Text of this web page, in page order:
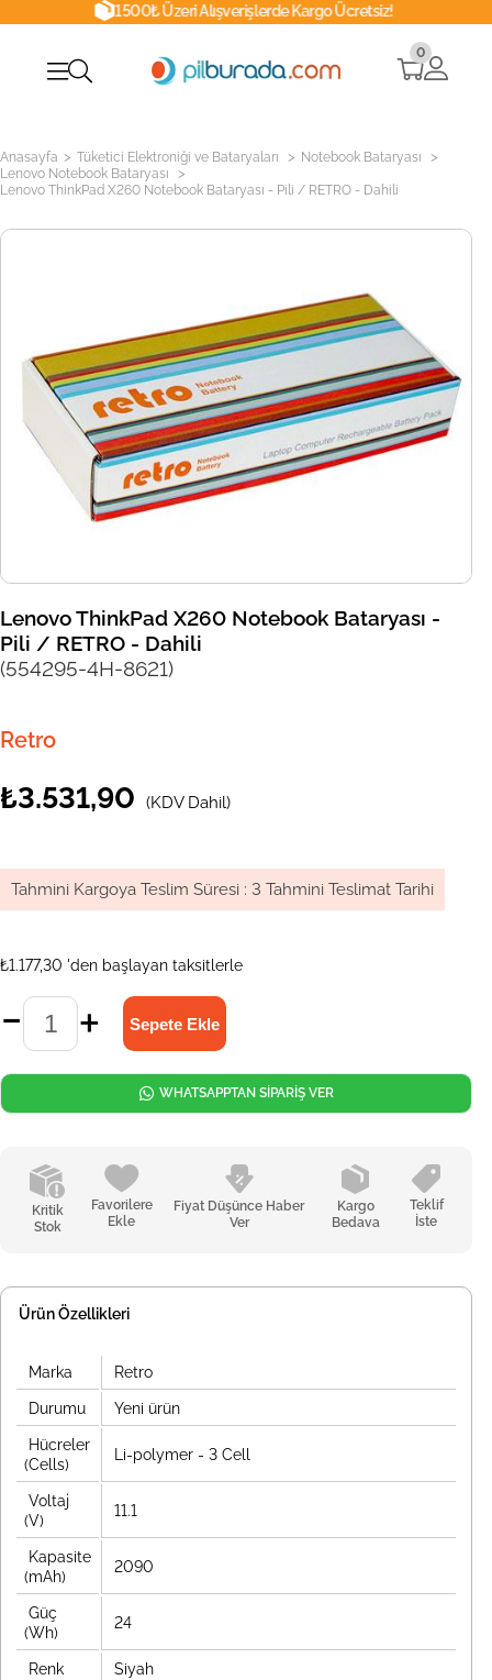
1500₺ Üzeri Alışverişlerde Kargo Ücretsiz!
0
Anasayfa > Tüketici Elektroniği ve Bataryaları > Notebook Bataryası >
Lenovo Notebook Bataryası >
Lenovo ThinkPad X260 Notebook Bataryası - Pili / RETRO - Dahili
Lenovo ThinkPad X260 Notebook Bataryası -
Pili / RETRO - Dahili
(554295-4H-8621)
Retro
₺3.531,90 (KDV Dahil)
Tahmini Kargoya Teslim Süresi : 3 Tahmini Teslimat Tarihi
₺1.177,30 'den başlayan taksitlerle
Kritik
Stok
Favorilere
Ekle
Fiyat Düşünce Haber
Ver
Kargo
Bedava
Teklif
İste
WHATSAPPTAN SİPARİŞ VER
Ürün Özellikleri
Marka Retro
Durumu Yeni ürün
Hücreler
(Cells)
Li-polymer - 3 Cell
Voltaj
(V)
11.1
Kapasite
(mAh)
2090
Güç
(Wh)
24
Renk Siyah